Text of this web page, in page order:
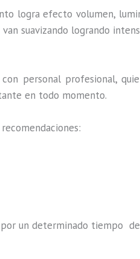
logra efecto volumen,
suavizando logrando
personal profesional,
en todo momento.
un determinado tiempo